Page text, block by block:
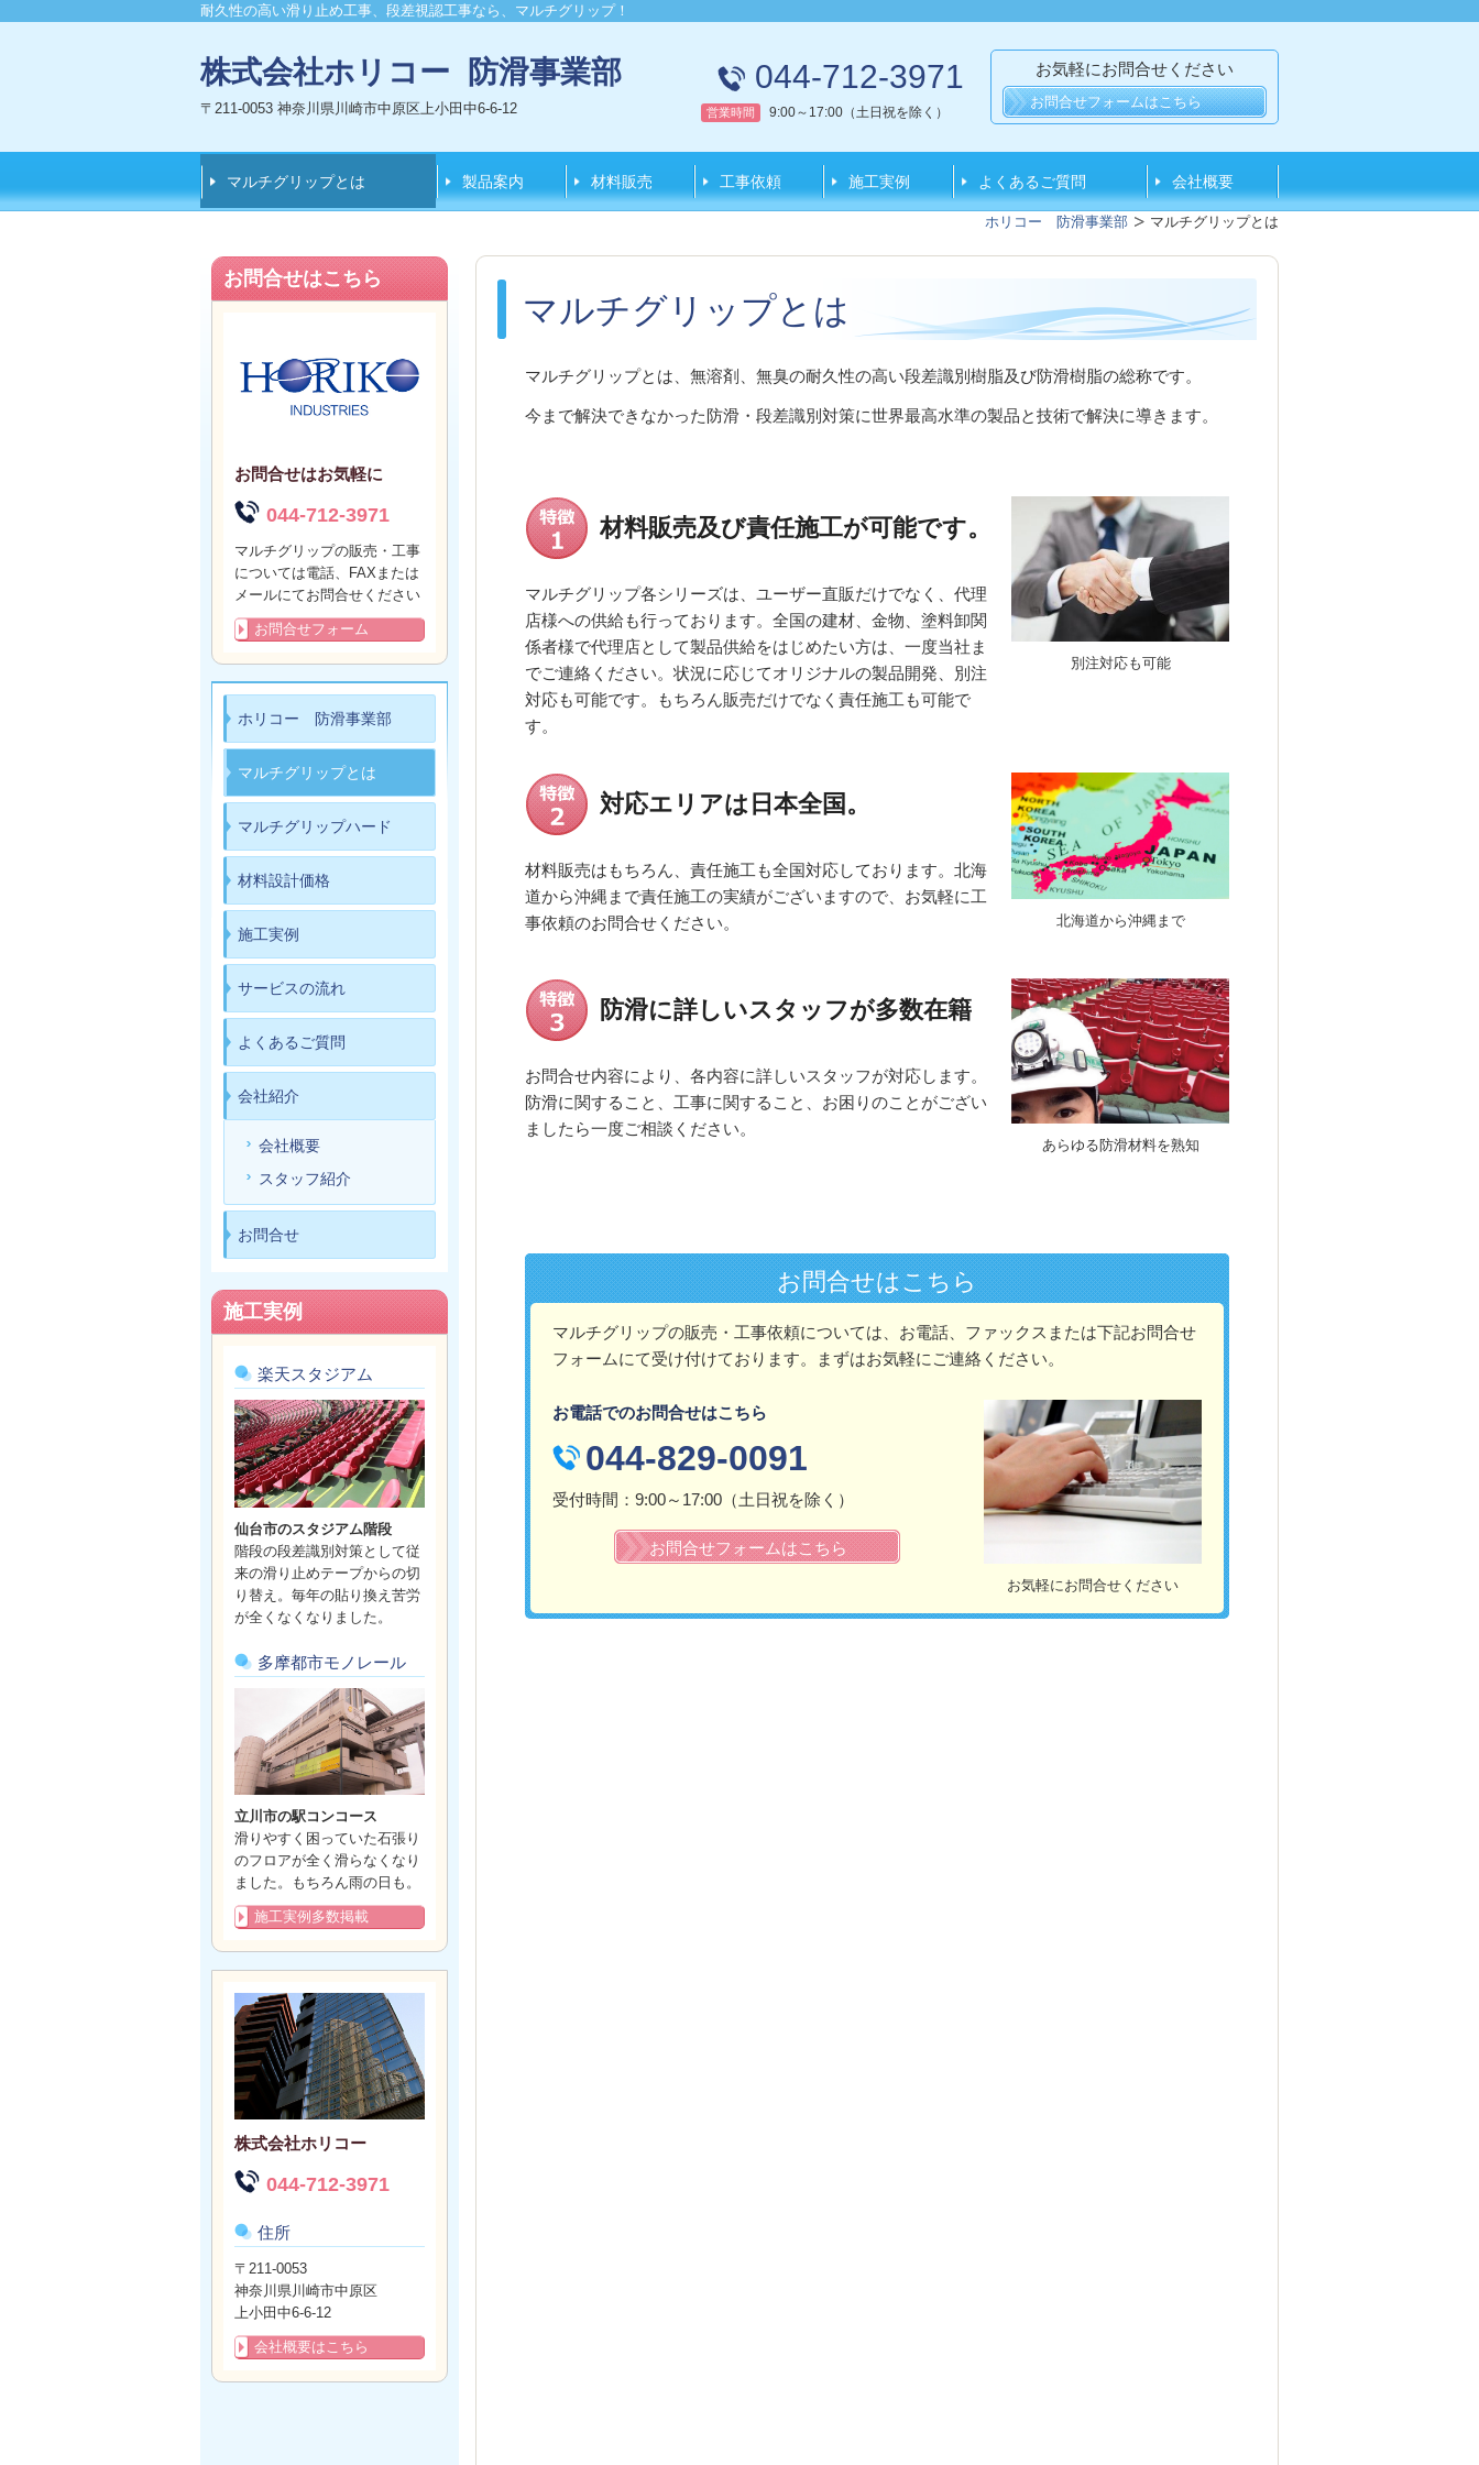
耐久性の高い滑り止め工事、段差視認工事なら、マルチグリップ！
株式会社ホリコー 防滑事業部
〒211-0053 神奈川県川崎市中原区上小田中6-6-12
044-712-3971
営業時間 9:00～17:00（土日祝を除く）
お気軽にお問合せください
お問合せフォームはこちら
マルチグリップとは 製品案内 材料販売 工事依頼 施工実例 よくあるご質問 会社概要
ホリコー 防滑事業部 マルチグリップとは
マルチグリップとは
マルチグリップとは、無溶剤、無臭の耐久性の高い段差識別樹脂及び防滑樹脂の総称です。
今まで解決できなかった防滑・段差識別対策に世界最高水準の製品と技術で解決に導きます。
別注対応も可能
材料販売及び責任施工が可能です。
マルチグリップ各シリーズは、ユーザー直販だけでなく、代理
店様への供給も行っております。全国の建材、金物、塗料卸関
係者様で代理店として製品供給をはじめたい方は、一度当社ま
でご連絡ください。状況に応じてオリジナルの製品開発、別注
対応も可能です。もちろん販売だけでなく責任施工も可能で
す。
北海道から沖縄まで
対応エリアは日本全国。
材料販売はもちろん、責任施工も全国対応しております。北海
道から沖縄まで責任施工の実績がございますので、お気軽に工
事依頼のお問合せください。
あらゆる防滑材料を熟知
防滑に詳しいスタッフが多数在籍
お問合せ内容により、各内容に詳しいスタッフが対応します。
防滑に関すること、工事に関すること、お困りのことがござい
ましたら一度ご相談ください。
お問合せはこちら
マルチグリップの販売・工事依頼については、お電話、ファックスまたは下記お問合せ
フォームにて受け付けております。まずはお気軽にご連絡ください。
お気軽にお問合せください
お電話でのお問合せはこちら
044-829-0091
受付時間：9:00～17:00（土日祝を除く）
お問合せフォームはこちら
お問合せはこちら
お問合せはお気軽に
044-712-3971
マルチグリップの販売・工事
については電話、FAXまたは
メールにてお問合せください
お問合せフォーム
ホリコー 防滑事業部
マルチグリップとは
マルチグリップハード
材料設計価格
施工実例
サービスの流れ
よくあるご質問
会社紹介
会社概要
スタッフ紹介
お問合せ
施工実例
楽天スタジアム
仙台市のスタジアム階段
階段の段差識別対策として従
来の滑り止めテープからの切
り替え。毎年の貼り換え苦労
が全くなくなりました。
多摩都市モノレール
立川市の駅コンコース
滑りやすく困っていた石張り
のフロアが全く滑らなくなり
ました。もちろん雨の日も。
施工実例多数掲載
株式会社ホリコー
044-712-3971
住所
〒211-0053
神奈川県川崎市中原区
上小田中6-6-12
会社概要はこちら